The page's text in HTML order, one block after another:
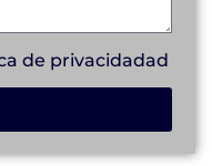
de privacidadad